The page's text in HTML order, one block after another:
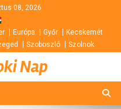
08, 2026
Európa Győr
Kecskemét
Szoboszló Szolnok
Nap